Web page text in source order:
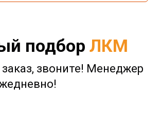
подбор ЛКМ
заказ, звоните! Менеджер